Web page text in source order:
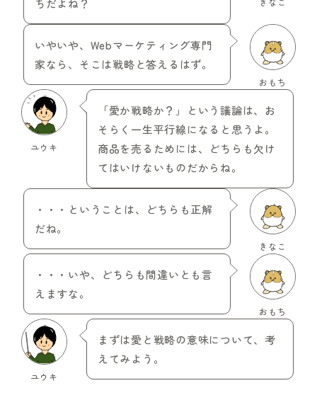
ちだよね？
おもち
いやいや、Webマーケティング専門
家なら、そこは戦略と答えるはず。
ユウキ
「愛か戦略か？」という議論は、お
そらく一生平行線になると思うよ。
商品を売るためには、どちらも欠け
てはいけないものだからね。
きなこ
・・・ということは、どちらも正解
だね。
おもち
・・・いや、どちらも間違いとも言
えますな。
ユウキ
まずは愛と戦略の意味について、考
えてみよう。